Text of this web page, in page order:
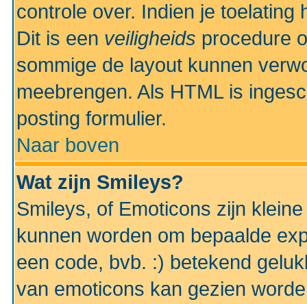
controle over. Indien je
Dit is een veiligheids procedure
sommige de layout kunnen
meebrengen. Als HTML is
posting formulier.
Naar boven
Wat zijn Smileys?
Smileys, of Emoticons zijn
kunnen worden om bepaalde
een code, bvb. :) betekend
van emoticons kan gezien